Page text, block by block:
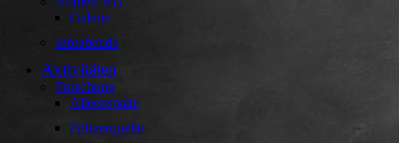
Galerie
Infoabende
Aktivitäten
Forschung
Alleenspalte
Föhnerquelle